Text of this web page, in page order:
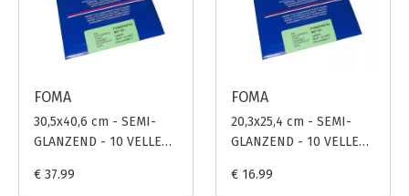
FOMA
30,5x40,6 cm - SEMI-
GLANZEND - 10 VELLEN
(GROEN)
€ 37.99
FOMA
20,3x25,4 cm - SEMI-
GLANZEND - 10 VELLEN
(GROEN)
€ 16.99